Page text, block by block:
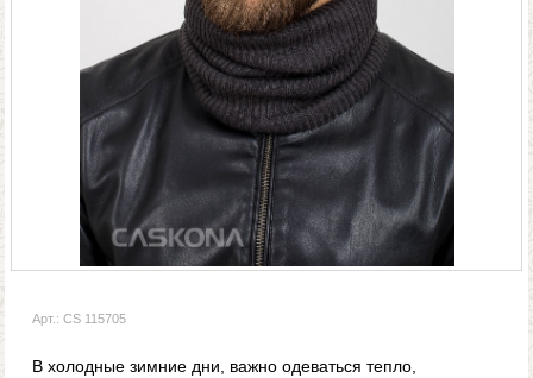
Арт.: CS 115705
В холодные зимние дни, важно одеваться тепло,